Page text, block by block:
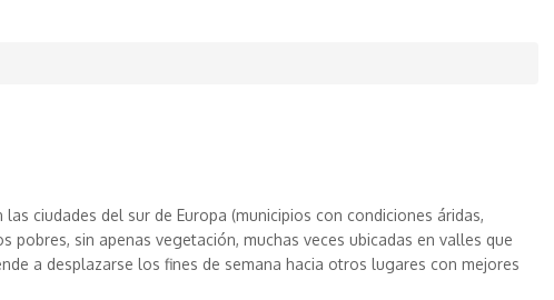
ciudades del sur de Europa (municipios con condiciones áridas,
sin apenas vegetación, muchas veces ubicadas en valles que
a desplazarse los fines de semana hacia otros lugares con mejores